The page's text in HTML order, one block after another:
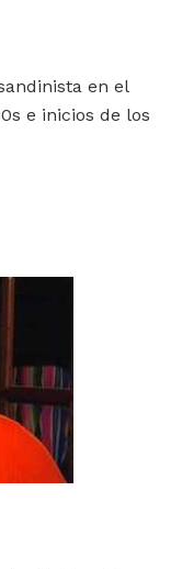
en el
e inicios de los